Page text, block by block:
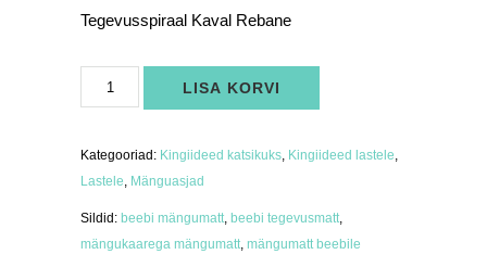
Tegevusspiraal Kaval Rebane
mängukaar
ja
Elevant
kogus
LISA KORVI
Kategooriad: Kingiideed katsikuks, Kingiideed lastele,
Lastele, Mänguasjad
Sildid: beebi mängumatt, beebi tegevusmatt,
mängukaarega mängumatt, mängumatt beebile